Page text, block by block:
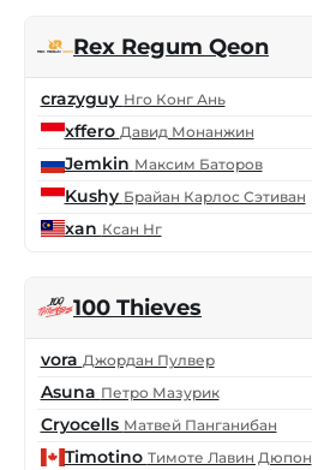
Rex Regum Qeon
crazyguy Нго Конг Ань
xffero Давид Монанжин
Jemkin Максим Баторов
Kushy Брайан Карлос Сэтиван
xan Ксан Нг
100 Thieves
vora Джордан Пулвер
Asuna Петро Мазурик
Cryocells Матвей Панганибан
Timotino Тимоте Лавин Дюпон